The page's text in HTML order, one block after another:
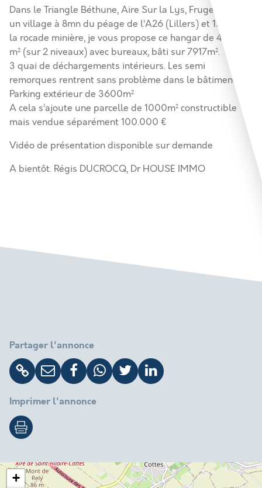
Dans le Triangle Béthune, Aire Sur la Lys, Fruges… Dans
un village à 8mn du péage de l’A26 (Lillers) et 15 mn de
la rocade minière, je vous propose ce hangar de 4500
m² (sur 2 niveaux) avec bureaux, bâti sur 7917m².
3 quai de déchargements intérieurs. Les semi
remorques rentrent sans problème dans le bâtiment
Parking extérieur de 3600m²
A cela s’ajoute une parcelle de 1000m² constructible
mais vendue séparément 100.000 €
Vidéo de présentation disponible sur demande
A bientôt. Régis DUCROCQ, Dr HOUSE IMMO
Partager l'annonce
Imprimer l'annonce
+